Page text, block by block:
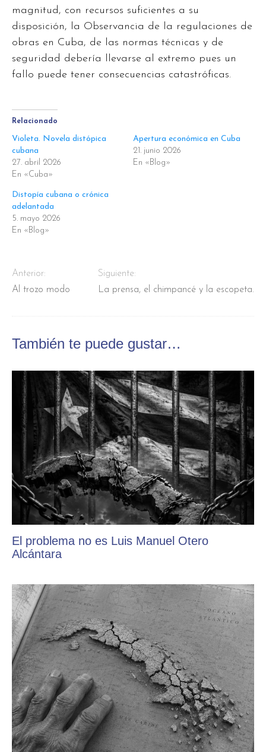
magnitud, con recursos suficientes a su
disposición, la Observancia de la regulaciones de
obras en Cuba, de las normas técnicas y de
seguridad debería llevarse al extremo pues un
fallo puede tener consecuencias catastróficas.
Relacionado
Violeta. Novela distópica
cubana
27. abril 2026
En «Cuba»
Apertura económica en Cuba
21. junio 2026
En «Blog»
Distopía cubana o crónica
adelantada
5. mayo 2026
En «Blog»
Anterior:
Al trozo modo
Siguiente:
La prensa, el chimpancé y la escopeta.
También te puede gustar…
El problema no es Luis Manuel Otero
Alcántara